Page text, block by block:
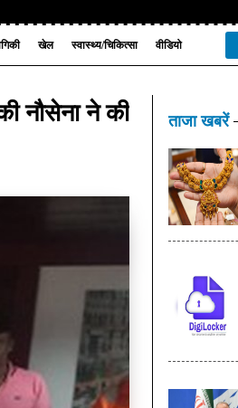
खेल स्वास्थ्य/चिकित्सा वीडियो
नौसेना ने की
ताजा खबरें